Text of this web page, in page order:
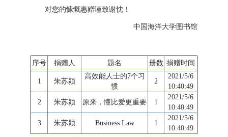
对您的慷慨惠赠谨致谢忱！
中国海洋大学图书馆
序号 捐赠人 题名 册数 捐赠时间
1 朱苏颍
高效能人士的7个习
惯
2
2021/5/6
10:40:49
2 朱苏颍 原来，懂比爱更重要 1
2021/5/6
10:40:49
3 朱苏颍 Business Law 1
2021/5/6
10:40:49